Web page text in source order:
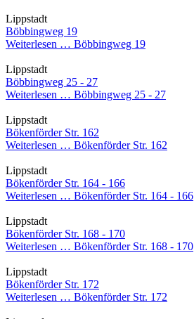
Lippstadt
Böbbingweg 19
Weiterlesen … Böbbingweg 19
Lippstadt
Böbbingweg 25 - 27
Weiterlesen … Böbbingweg 25 - 27
Lippstadt
Bökenförder Str. 162
Weiterlesen … Bökenförder Str. 162
Lippstadt
Bökenförder Str. 164 - 166
Weiterlesen … Bökenförder Str. 164 - 166
Lippstadt
Bökenförder Str. 168 - 170
Weiterlesen … Bökenförder Str. 168 - 170
Lippstadt
Bökenförder Str. 172
Weiterlesen … Bökenförder Str. 172